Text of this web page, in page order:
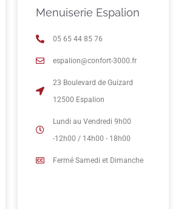
Menuiserie Espalion
05 65 44 85 76
espalion@confort-3000.fr
23 Boulevard de Guizard
12500 Espalion
Lundi au Vendredi 9h00
-12h00 / 14h00 - 18h00
Fermé Samedi et Dimanche